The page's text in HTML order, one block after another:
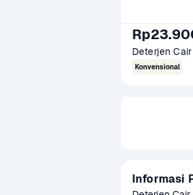
Deterjen
Konvensional
Informasi